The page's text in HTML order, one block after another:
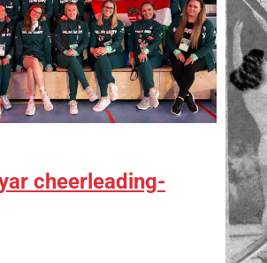
cheerleading-